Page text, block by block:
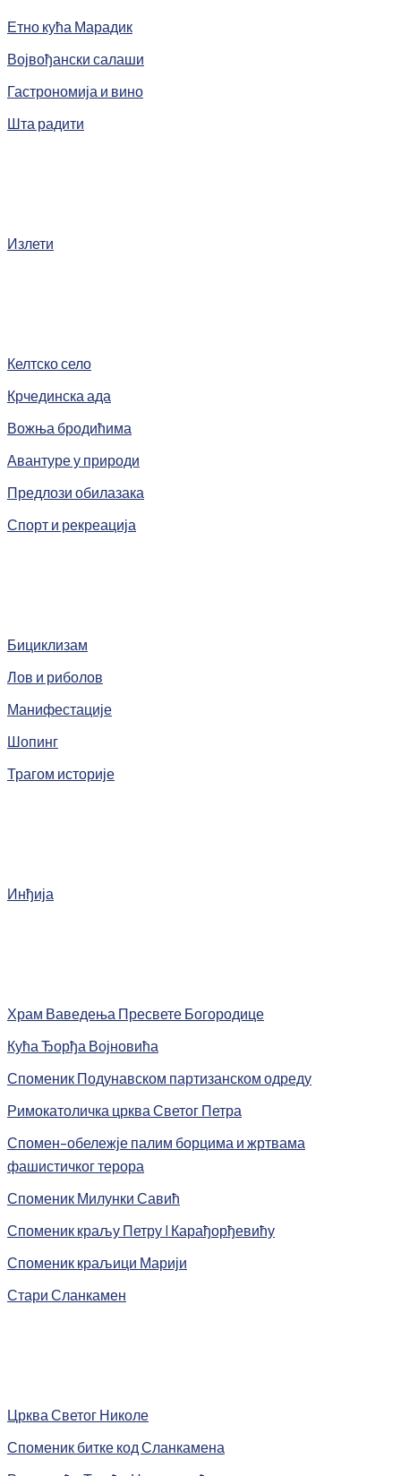
Етно кућа Марадик
Војвођански салаши
Гастрономија и вино
Шта радити
Излети
Келтско село
Крчединска ада
Вожња бродићима
Авантуре у природи
Предлози обилазака
Спорт и рекреација
Бициклизам
Лов и риболов
Манифестације
Шопинг
Трагом историје
Инђија
Храм Ваведења Пресвете Богородице
Кућа Ђорђа Војновића
Споменик Подунавском партизанском одреду
Римокатоличка црква Светог Петра
Спомен-обележје палим борцима и жртвама
фашистичког терора
Споменик Милунки Савић
Споменик краљу Петру I Карађорђевићу
Споменик краљици Марији
Стари Сланкамен
Црква Светог Николе
Споменик битке код Сланкамена